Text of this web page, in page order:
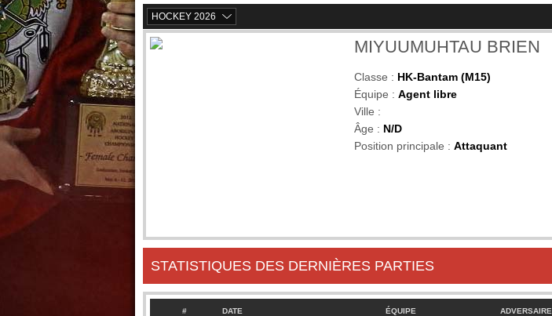
HOCKEY 2026
MIYUUMUHTAU BRIEN
Classe : HK-Bantam (M15)
Équipe : Agent libre
Ville :
Âge : N/D
Position principale : Attaquant
STATISTIQUES DES DERNIÈRES PARTIES
# DATE ÉQUIPE ADVERSAIRE